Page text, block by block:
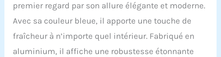
EXPÉRIENCE DE
PÉDALAGE SILENCIEUSE :
Grâce au système
d’entraînement par
courroie de haute qualité,
premier regard par son allure élégante et moderne.
Avec sa couleur bleue, il apporte une touche de
fraîcheur à n’importe quel intérieur. Fabriqué en
aluminium, il affiche une robustesse étonnante